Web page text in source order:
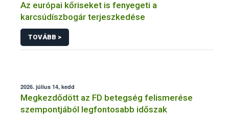
Az európai kőriseket is fenyegeti a
karcsúdíszbogár terjeszkedése
TOVÁBB >
2026. július 14, kedd
Megkezdődött az FD betegség felismerése
szempontjából legfontosabb időszak